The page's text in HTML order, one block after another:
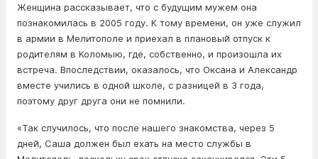
Женщина рассказывает, что с будущим мужем она
познакомилась в 2005 году. К тому времени, он уже служил
в армии в Мелитополе и приехал в плановый отпуск к
родителям в Коломыю, где, собственно, и произошла их
встреча. Впоследствии, оказалось, что Оксана и Александр
вместе учились в одной школе, с разницей в 3 года,
поэтому друг друга они не помнили.
«Так случилось, что после нашего знакомства, через 5
дней, Саша должен был ехать на место службы в